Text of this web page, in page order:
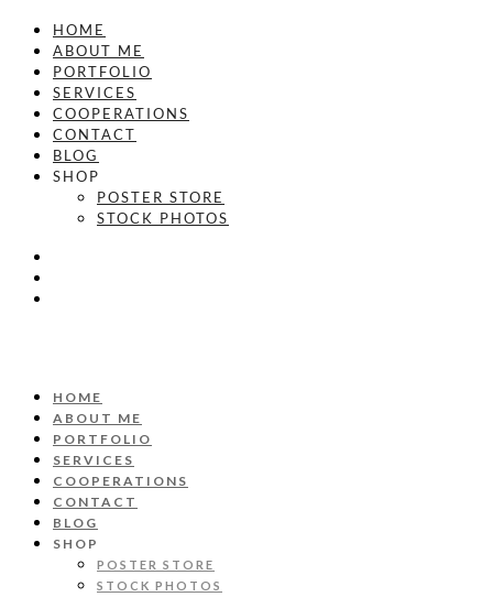
HOME
ABOUT ME
PORTFOLIO
SERVICES
COOPERATIONS
CONTACT
BLOG
SHOP
POSTER STORE
STOCK PHOTOS
HOME
ABOUT ME
PORTFOLIO
SERVICES
COOPERATIONS
CONTACT
BLOG
SHOP
POSTER STORE
STOCK PHOTOS